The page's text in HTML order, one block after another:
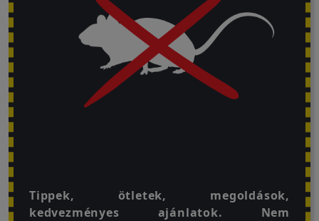
Tippek, ötletek, megoldások,
kedvezményes ajánlatok. Nem